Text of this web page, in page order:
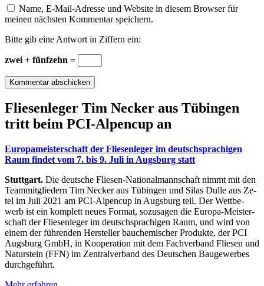
Name, E-Mail-Adresse und Website in diesem Browser für
meinen nächsten Kommentar speichern.
Bitte gib eine Antwort in Ziffern ein:
zwei + fünfzehn =
Flie­sen­le­ger Tim Ne­cker aus Tü­bin­gen
tritt beim PCI-Al­pen­cup an
Eu­ro­pa­meis­ter­schaft der Flie­sen­le­ger im deutsch­spra­chi­gen
Raum fin­det vom 7. bis 9. Juli in Augs­burg statt
Stuttgart. Die deut­sche Flie­sen-Na­tio­nal­mann­schaft nimmt mit den
Team­mit­glie­dern Tim Ne­cker aus Tü­bin­gen und Si­las Dul­le aus Ze­
tel im Juli 2021 am PCI-Al­pen­cup in Augs­burg teil. Der Wett­be­
werb ist ein kom­plett neu­es For­mat, so­zu­sa­gen die Eu­ro­pa-Meis­ter­
schaft der Flie­sen­le­ger im deutsch­spra­chi­gen Raum, und wird von
ei­nem der füh­ren­den Her­stel­ler bau­che­mi­scher Pro­duk­te, der PCI
Augs­burg GmbH, in Ko­ope­ra­ti­on mit dem Fach­ver­band Flie­sen und
Na­tur­stein (FFN) im Zen­tral­ver­band des Deut­schen Bau­ge­wer­bes
durch­ge­führt.